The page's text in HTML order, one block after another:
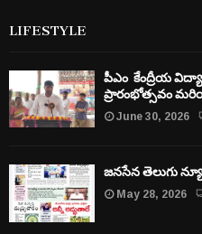
LIFESTYLE
పీఎం కేంద్రీయ
ప్రారంభోత్సవం
June 30, 2026
జనసేన తెలుగు
May 28, 2026